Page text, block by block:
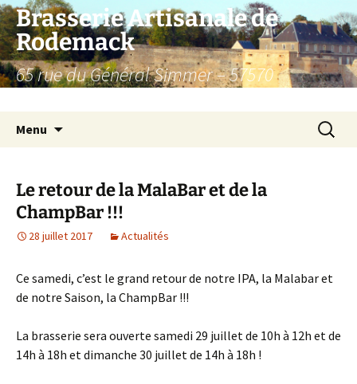
Aller
au
contenu
Brasserie Artisanale de
Rodemack
65 rue du Général Simmer – 57570
Menu
Le retour de la MalaBar et de la
ChampBar !!!
28 juillet 2017 Actualités
Ce samedi, c’est le grand retour de notre IPA, la Malabar et
de notre Saison, la ChampBar !!!
La brasserie sera ouverte samedi 29 juillet de 10h à 12h et de
14h à 18h et dimanche 30 juillet de 14h à 18h !